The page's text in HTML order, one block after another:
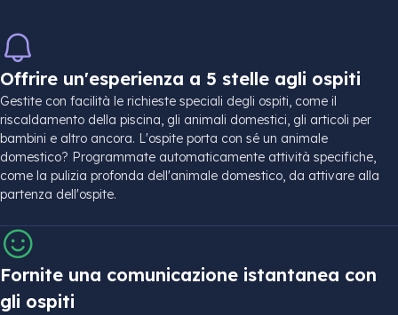
Offrire un'esperienza a 5 stelle agli ospiti
Gestite con facilità le richieste speciali degli ospiti, come il
riscaldamento della piscina, gli animali domestici, gli articoli per
bambini e altro ancora. L'ospite porta con sé un animale
domestico? Programmate automaticamente attività specifiche,
come la pulizia profonda dell'animale domestico, da attivare alla
partenza dell'ospite.
Fornite una comunicazione istantanea con
gli ospiti